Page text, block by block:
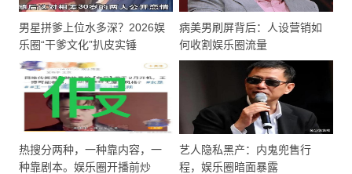
男星拼爹上位水多深？2026娱
乐圈“干爹文化”扒皮实锤
病美男刷屏背后：人设营销如
何收割娱乐圈流量
热搜分两种，一种靠内容，一
种靠剧本。娱乐圈开播前炒
艺人隐私黑产：内鬼兜售行
程，娱乐圈暗面暴露